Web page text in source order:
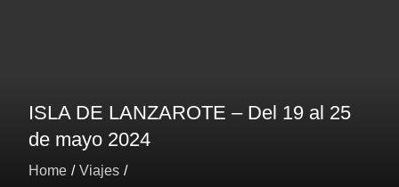
ISLA DE LANZAROTE – Del 19 al 25
de mayo 2024
Home
Viajes